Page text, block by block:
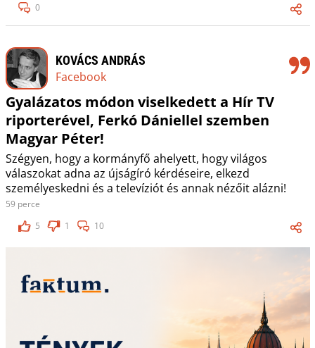
0
KOVÁCS ANDRÁS
Facebook
Gyalázatos módon viselkedett a Hír TV
riporterével, Ferkó Dániellel szemben
Magyar Péter!
Szégyen, hogy a kormányfő ahelyett, hogy világos
válaszokat adna az újságíró kérdéseire, elkezd
személyeskedni és a televíziót és annak nézőit alázni!
59 perce
5
1 10